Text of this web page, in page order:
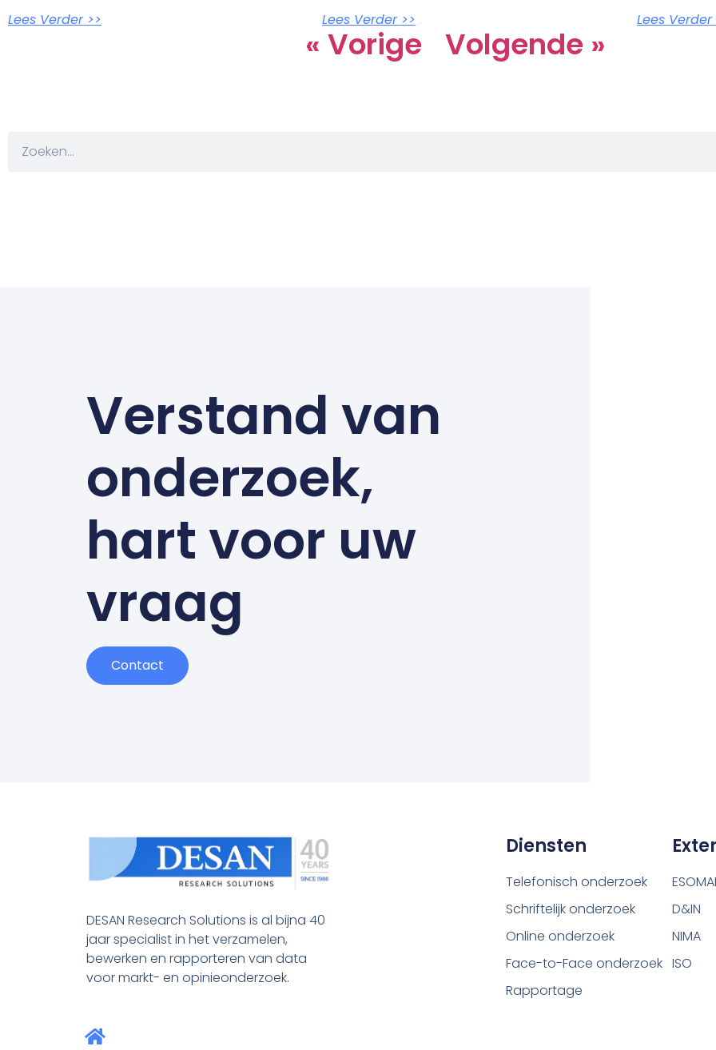
Lees Verder >> Lees Verder >> Lees Verder
« Vorige Volgende »
Verstand van
onderzoek,
hart voor uw
vraag
Contact
DESAN Research Solutions is al bijna 40
jaar specialist in het verzamelen,
bewerken en rapporteren van data
voor markt- en opinieonderzoek.
Diensten
Telefonisch onderzoek
Schriftelijk onderzoek
Online onderzoek
Face-to-Face onderzoek
Rapportage
D&IN
NIMA
ISO